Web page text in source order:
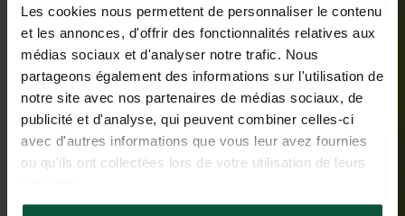
Les cookies nous permettent de personnaliser le contenu
et les annonces, d'offrir des fonctionnalités relatives aux
médias sociaux et d'analyser notre trafic. Nous
partageons également des informations sur l'utilisation de
notre site avec nos partenaires de médias sociaux, de
publicité et d'analyse, qui peuvent combiner celles-ci
avec d'autres informations que vous leur avez fournies
ou qu'ils ont collectées lors de votre utilisation de leurs